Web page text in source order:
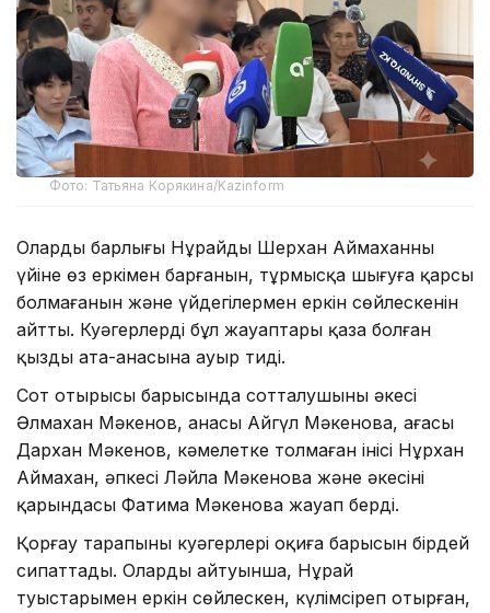
Фото: Татьяна Корякина/Kazinform
Олардың барлығы Нұрайдың Шерхан Аймаханның
үйіне өз еркімен барғанын, тұрмысқа шығуға қарсы
болмағанын және үйдегілермен еркін сөйлескенін
айтты. Куәгерлердің бұл жауаптары қаза болған
қыздың ата-анасына ауыр тиді.
Сот отырысы барысында сотталушының әкесі
Әлмахан Мәкенов, анасы Айгүл Мәкенова, ағасы
Дархан Мәкенов, кәмелетке толмаған інісі Нұрхан
Аймахан, әпкесі Ләйла Мәкенова және әкесінің
қарындасы Фатима Мәкенова жауап берді.
Қорғау тарапының куәгерлері оқиға барысын бірдей
сипаттады. Олардың айтуынша, Нұрай
туыстарымен еркін сөйлескен, күлімсіреп отырған,